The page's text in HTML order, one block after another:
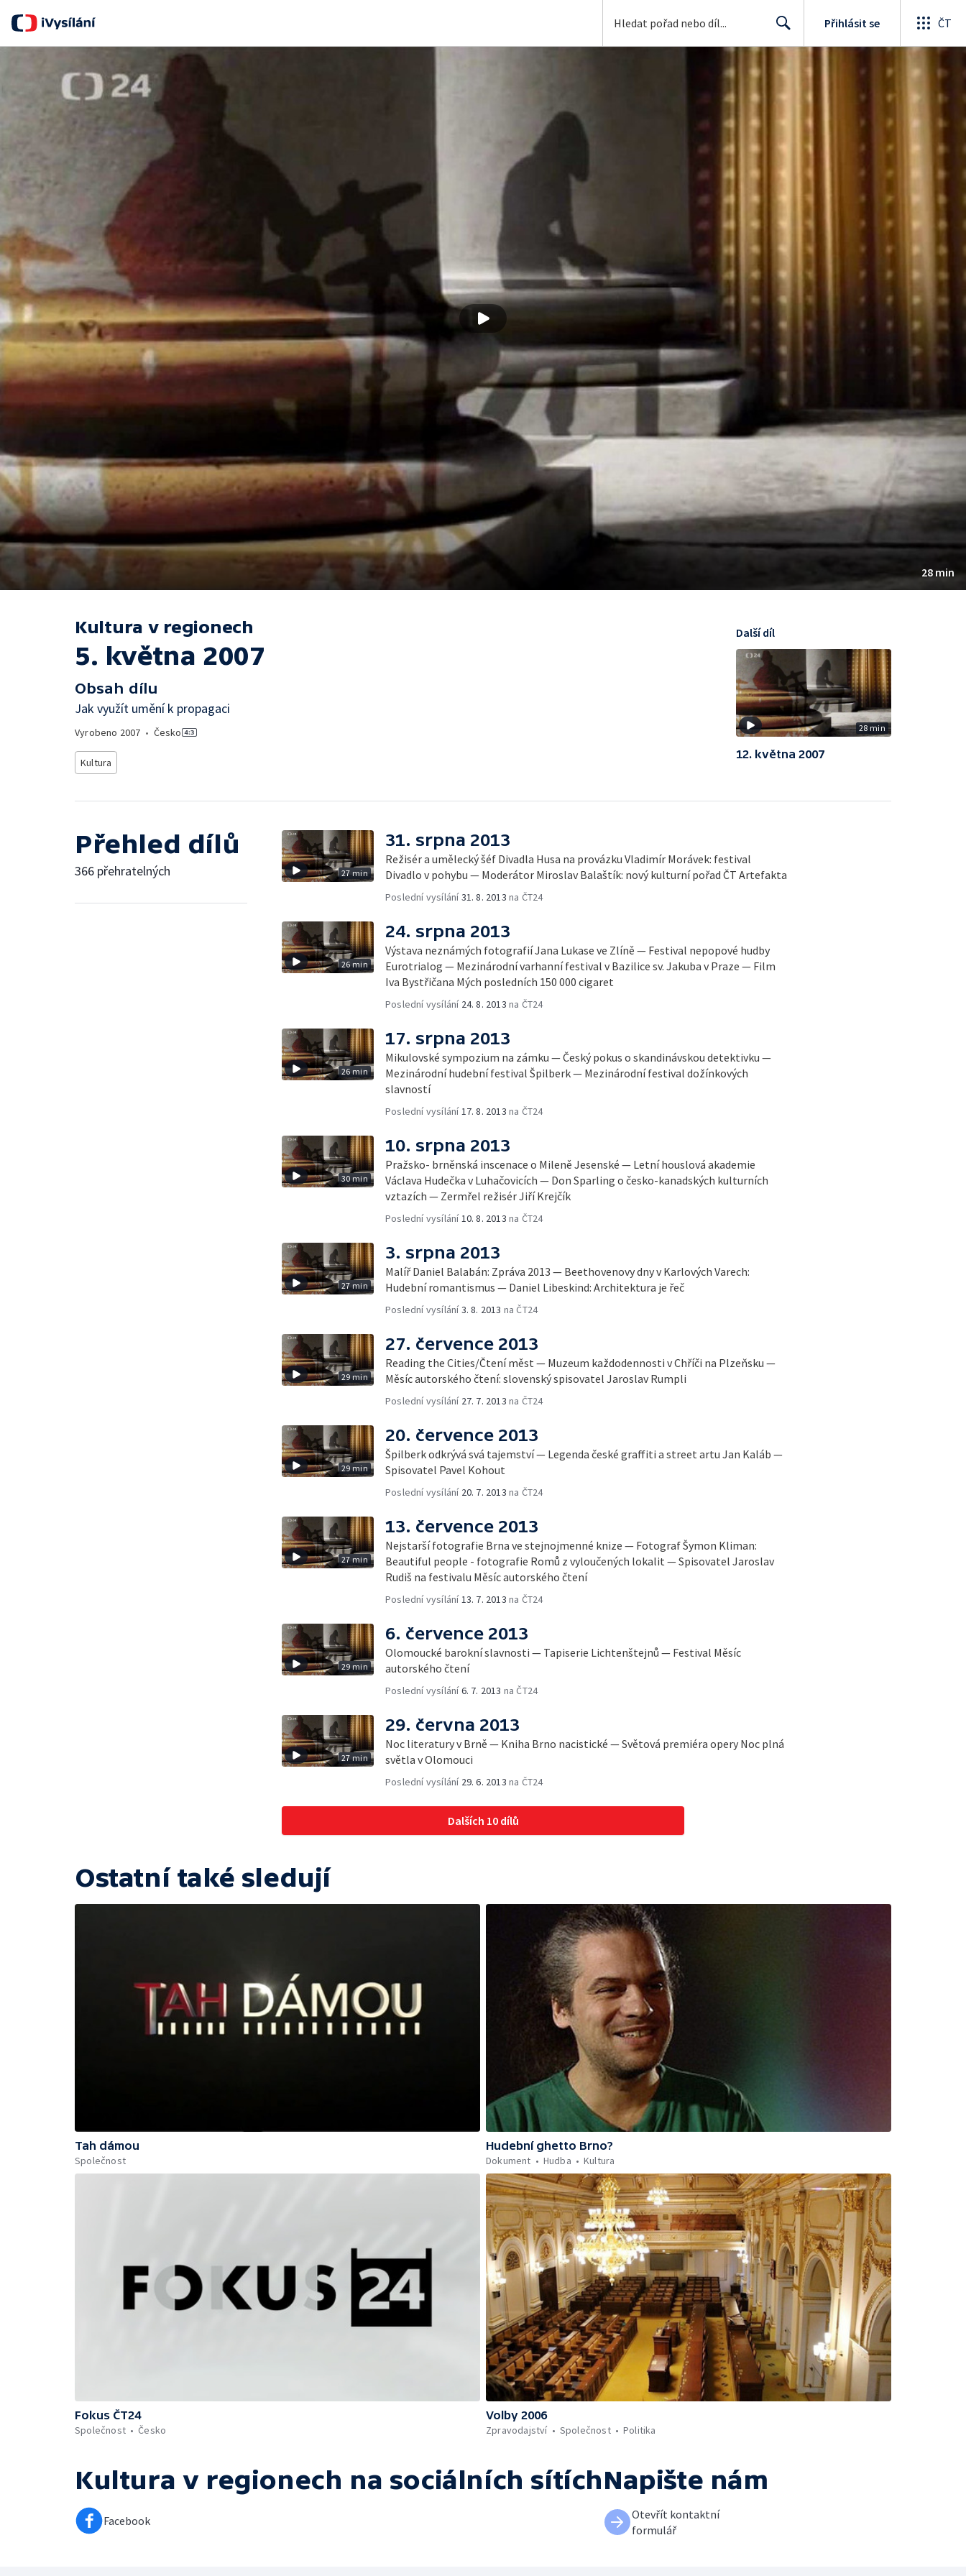
Search
Přihlásit se ČT
28 min
Kultura v regionech
5. května 2007
Obsah dílu
Jak využít umění k propagaci
Vyrobeno 2007 • Česko
Kultura
28 min
Další díl
12. května 2007
Přehled dílů
366 přehratelných 27 min
31. srpna 2013
Režisér a umělecký šéf Divadla Husa na provázku Vladimír Morávek: festival
Divadlo v pohybu — Moderátor Miroslav Balaštík: nový kulturní pořad ČT Artefakta
Poslední vysílání31. 8. 2013 na ČT24
26 min
24. srpna 2013
Výstava neznámých fotografií Jana Lukase ve Zlíně — Festival nepopové hudby
Eurotrialog — Mezinárodní varhanní festival v Bazilice sv. Jakuba v Praze — Film
Iva Bystřičana Mých posledních 150 000 cigaret
Poslední vysílání 24. 8. 2013 na ČT24
26 min
17. srpna 2013
Mikulovské sympozium na zámku — Český pokus o skandinávskou detektivku —
Mezinárodní hudební festival Špilberk — Mezinárodní festival dožínkových
slavností
Poslední vysílání 17. 8. 2013 na ČT24
30 min
10. srpna 2013
Pražsko- brněnská inscenace o Mileně Jesenské — Letní houslová akademie
Václava Hudečka v Luhačovicích — Don Sparling o česko-kanadských kulturních
vztazích — Zermřel režisér Jiří Krejčík
Poslední vysílání 10. 8. 2013 na ČT24
27 min
3. srpna 2013
Malíř Daniel Balabán: Zpráva 2013 — Beethovenovy dny v Karlových Varech:
Hudební romantismus — Daniel Libeskind: Architektura je řeč
Poslední vysílání3. 8. 2013 na ČT24
29 min
27. července 2013
Reading the Cities/Čtení měst — Muzeum každodennosti v Chříči na Plzeňsku —
Měsíc autorského čtení: slovenský spisovatel Jaroslav Rumpli
Poslední vysílání 27. 7. 2013 na ČT24
29 min
20. července 2013
Špilberk odkrývá svá tajemství — Legenda české graffiti a street artu Jan Kaláb —
Spisovatel Pavel Kohout
Poslední vysílání 20. 7. 2013 na ČT24
27 min
13. července 2013
Nejstarší fotografie Brna ve stejnojmenné knize — Fotograf Šymon Kliman:
Beautiful people - fotografie Romů z vyloučených lokalit — Spisovatel Jaroslav
Rudiš na festivalu Měsíc autorského čtení
Poslední vysílání 13. 7. 2013 na ČT24
29 min
6. července 2013
Olomoucké barokní slavnosti — Tapiserie Lichtenštejnů — Festival Měsíc
autorského čtení
Poslední vysílání6. 7. 2013 na ČT24
27 min
29. června 2013
Noc literatury v Brně — Kniha Brno nacistické — Světová premiéra opery Noc plná
světla v Olomouci
Poslední vysílání 29. 6. 2013 na ČT24
Dalších 10 dílů
Ostatní také sledují
Tah dámou
Společnost
Hudební ghetto Brno?
Dokument
Hudba Kultura
Fokus ČT24
Společnost
Česko
Volby 2006
Zpravodajství
Společnost Politika
Kultura v regionech na sociálních sítích
Facebook
Napište nám
Otevřít kontaktní
formulář